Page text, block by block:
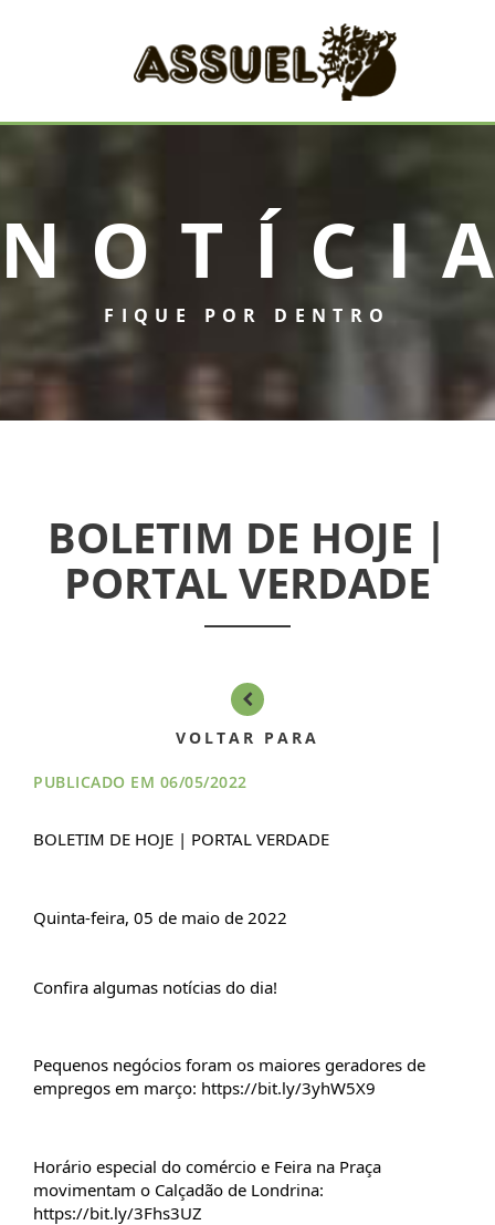
INICIAL
ASSUEL
ASSEMBLÉIAS
NOTÍCIAS
PROGRAMA
FIQUE POR DENTRO
BOLETIM DE HOJE |
PORTAL VERDADE
VOLTAR PARA
PUBLICADO EM 06/05/2022
BOLETIM DE HOJE | PORTAL VERDADE
Quinta-feira, 05 de maio de 2022
Confira algumas notícias do dia!
Pequenos negócios foram os maiores geradores de
empregos em março: https://bit.ly/3yhW5X9
Horário especial do comércio e Feira na Praça
https://bit.ly/3Fhs3UZ